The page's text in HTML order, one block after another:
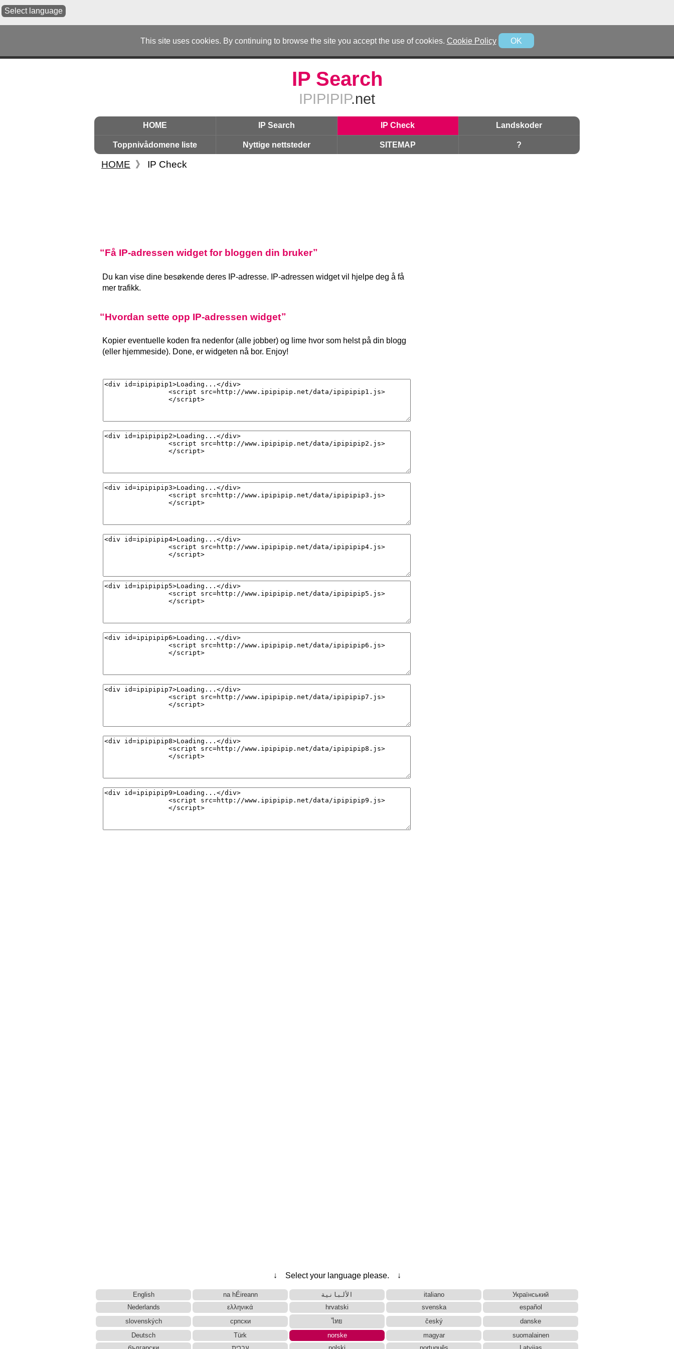
This site uses cookies. By continuing to browse the site you accept the use of cookies. Cookie Policy OK
Select language
IP Search
IPIPIPIP.net
HOME IP Search IP Check Landskoder
Toppnivådomene liste Nyttige nettsteder SITEMAP ?
HOME 》 IP Check
Få IP-adressen widget for bloggen din bruker
Du kan vise dine besøkende deres IP-adresse. IP-adressen widget vil hjelpe deg å få
mer trafikk.
Hvordan sette opp IP-adressen widget
Kopier eventuelle koden fra nedenfor (alle jobber) og lime hvor som helst på din blogg
(eller hjemmeside). Done, er widgeten nå bor. Enjoy!
↓ Select your language please. ↓
English na hÉireann الألبانية italiano
Український
Nederlands
ελληνικά hrvatski svenska
español
slovenských
српски ไทย český
danske
Deutsch
Türk norske magyar
suomalainen